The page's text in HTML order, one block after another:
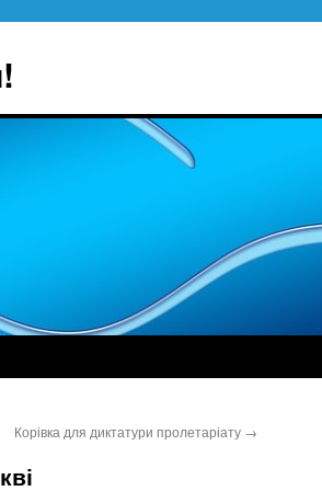
Корівка для диктатури пролетаріату →